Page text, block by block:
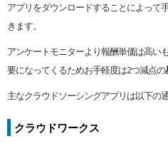
アプリをダウンロードすることによって
きます。
アンケートモニターより報酬単価は高い
要になってくるためお手軽度は2つ減点の
主なクラウドソーシングアプリは以下の通
クラウドワークス